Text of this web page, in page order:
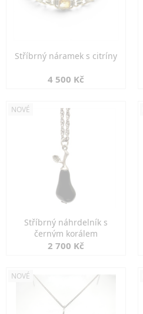
Stříbrný náramek s citríny
4 500 Kč
NOVÉ
Stříbrný náhrdelník s
černým korálem
2 700 Kč
NOVÉ